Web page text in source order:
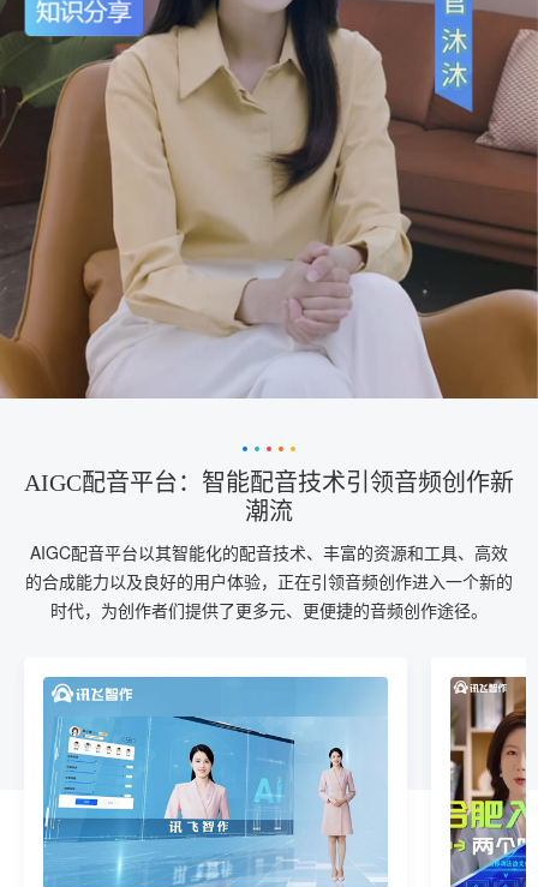
AIGC配音平台：智能配音技术引领音频创作新
潮流
AIGC配音平台以其智能化的配音技术、丰富的资源和工具、高效
的合成能力以及良好的用户体验，正在引领音频创作进入一个新的
时代，为创作者们提供了更多元、更便捷的音频创作途径。